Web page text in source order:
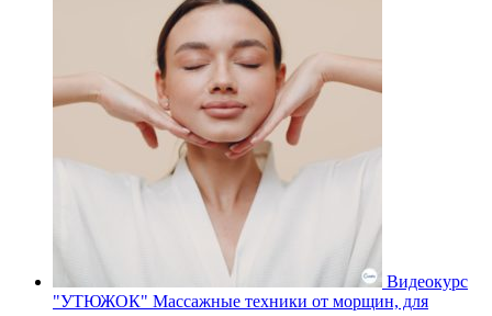
Видеокурс
"УТЮЖОК" Массажные техники от морщин, для